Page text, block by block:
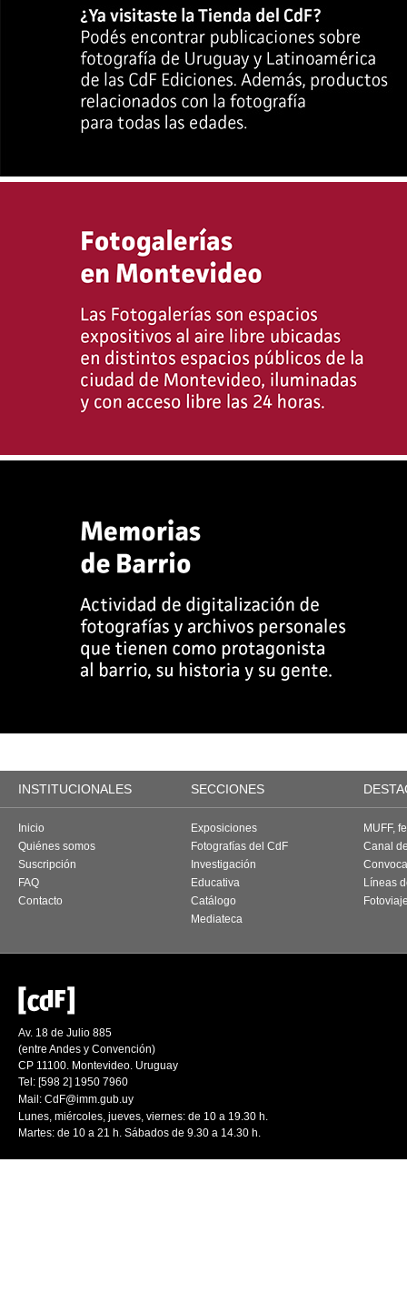
INSTITUCIONALES SECCIONES
Inicio
Quiénes somos
Suscripción
FAQ
Contacto
Exposiciones
Fotografías del CdF
Investigación
Educativa
Catálogo
Mediateca
MUFF,
Canal
Líneas
Av. 18 de Julio 885
(entre Andes y Convención)
CP 11100. Montevideo. Uruguay
Tel: [598 2] 1950 7960
Mail: CdF@imm.gub.uy
Lunes, miércoles, jueves, viernes: de 10 a 19.30 h.
Martes: de 10 a 21 h. Sábados de 9.30 a 14.30 h.